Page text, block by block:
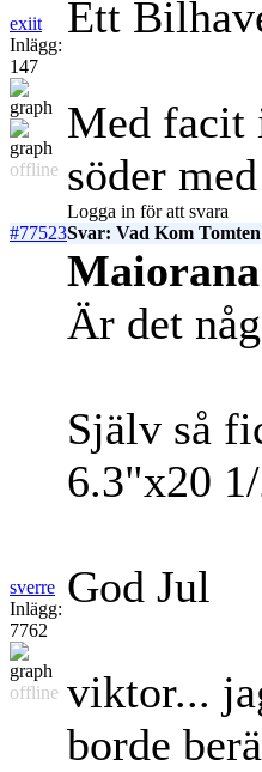
exiit
Inlägg:
147
offline
Ett
Med facit
söder
Logga in för att svara
#77523Svar: Vad Kom
sverre
Inlägg:
7762
offline
Är det
Själv så
6.3"x20
God Jul
viktor...
borde